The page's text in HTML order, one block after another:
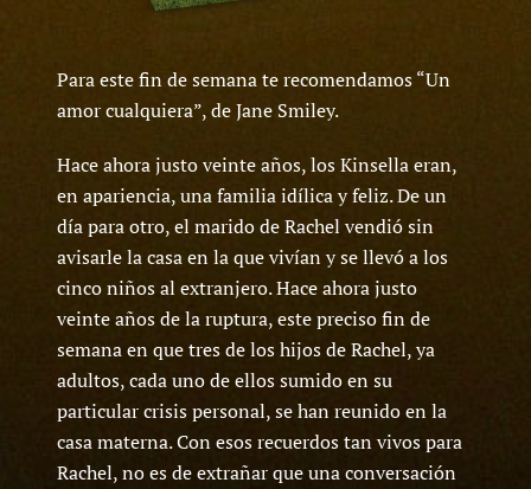
Para este fin de semana te recomendamos “Un
amor cualquiera”, de Jane Smiley.
Hace ahora justo veinte años, los Kinsella eran,
en apariencia, una familia idílica y feliz. De un
día para otro, el marido de Rachel vendió sin
avisarle la casa en la que vivían y se llevó a los
cinco niños al extranjero. Hace ahora justo
veinte años de la ruptura, este preciso fin de
semana en que tres de los hijos de Rachel, ya
adultos, cada uno de ellos sumido en su
particular crisis personal, se han reunido en la
casa materna. Con esos recuerdos tan vivos para
Rachel, no es de extrañar que una conversación